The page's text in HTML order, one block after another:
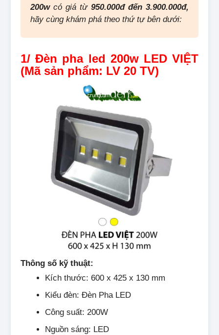
200wcó giá từ 950.000đ đến 3.900.000đ,
hãy cùng khám phá theo thứ tự bên dưới:
1/ Đèn pha led 200w LED VIỆT
(Mã sản phẩm: LV 20 TV)
Thông số kỹ thuật:
Kích thước: 600 x 425 x 130 mm
Kiểu đèn: Đèn Pha LED
Công suất: 200W
Nguồn sáng: LED